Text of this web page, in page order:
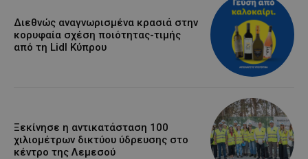
Διεθνώς αναγνωρισμένα κρασιά στην
κορυφαία σχέση ποιότητας-τιμής
από τη Lidl Κύπρου
Ξεκίνησε η αντικατάσταση 100
χιλιομέτρων δικτύου ύδρευσης στο
κέντρο της Λεμεσού